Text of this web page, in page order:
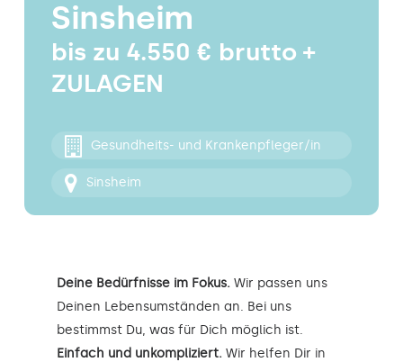
Kontakt
Sinsheim
bis zu 4.550 € brutto +
ZULAGEN
Gesundheits- und Krankenpfleger/in
Sinsheim
Deine Bedürfnisse im Fokus. Wir passen uns
Deinen Lebensumständen an. Bei uns
bestimmst Du, was für Dich möglich ist.
Einfach und unkompliziert. Wir helfen Dir in